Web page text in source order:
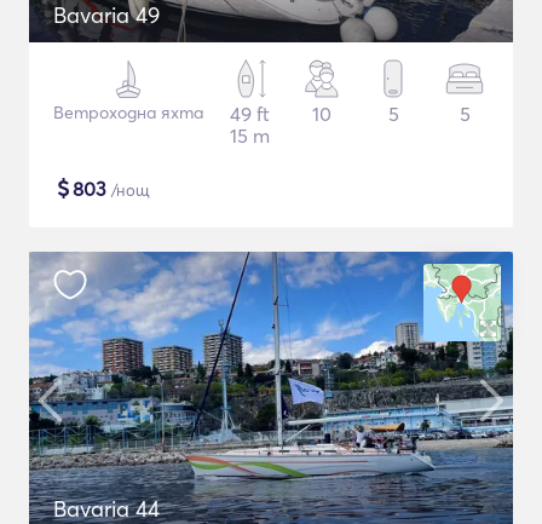
Bavaria 49
Ветроходна яхта
49 ft
15 m
10 5 5
$803 /нощ
Bavaria 44